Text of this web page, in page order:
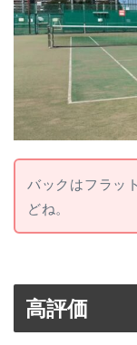
バックはフラッ
どね。
高評価